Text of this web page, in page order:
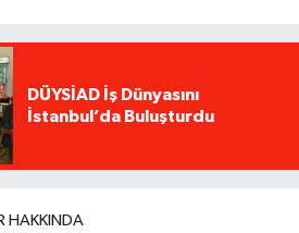
DÜYSİAD İş Dünyasını
İstanbul’da Buluşturdu
HAKKINDA